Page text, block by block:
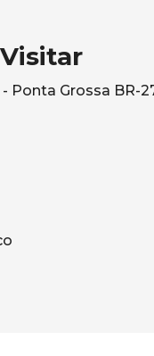
Ponta Grossa BR-